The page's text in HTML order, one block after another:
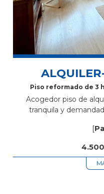
Piso reformado de 3
Acogedor piso de
tranquila y
La
[